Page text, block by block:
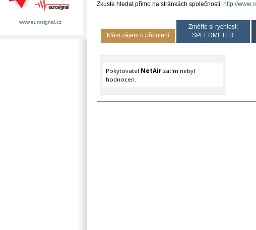
Zkuste hledat přímo na stránkách společnosti: http://
Mám zájem o připojení
Změřte si rychlost:
SPEEDMETER
Pokytovatel NetAirzatím nebyl
hodnocen.
www.eurosignal.cz